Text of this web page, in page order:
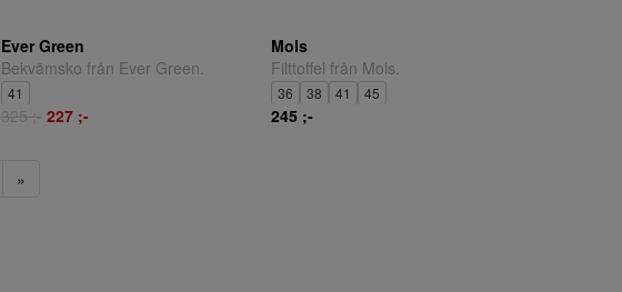
Ever Green
Bekvämsko från Ever Green.
41
325 ;- 227 ;-
Mols
Filttoffel från Mols.
36 38 41 45
245 ;-
»